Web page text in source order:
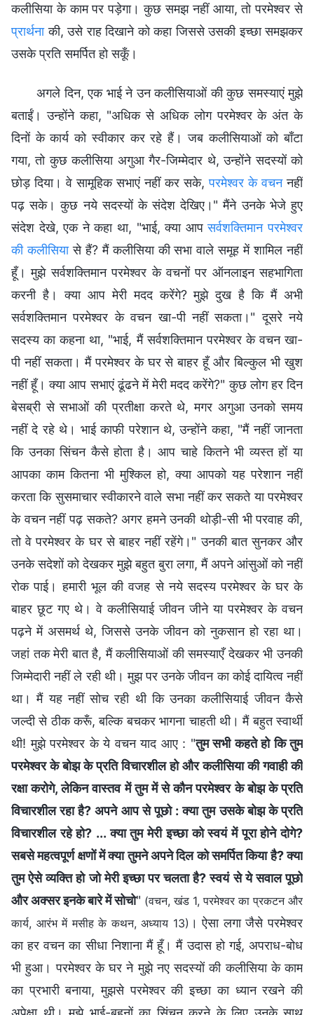
कलीसिया के काम पर पड़ेगा। कुछ समझ नहीं आया, तो परमेश्वर से
प्रार्थनाकी, उसे राह दिखाने को कहा जिससे उसकी इच्छा समझकर
उसके प्रति समर्पित हो सकूँ।
अगले दिन, एक भाई ने उन कलीसियाओं की कुछ समस्याएं मुझे
बताईं। उन्होंने कहा, "अधिक से अधिक लोग परमेश्वर के अंत के
दिनों के कार्य को स्वीकार कर रहे हैं। जब कलीसियाओं को बाँटा
गया, तो कुछ कलीसिया अगुआ गैर-जिम्मेदार थे, उन्होंने सदस्यों को
छोड़ दिया। वे सामूहिक सभाएं नहीं कर सके,परमेश्वर के वचननहीं
पढ़ सके। कुछ नये सदस्यों के संदेश देखिए।" मैंने उनके भेजे हुए
संदेश देखे, एक ने कहा था, "भाई, क्या आपसर्वशक्तिमान परमेश्वर
की कलीसियासे हैं? मैं कलीसिया की सभा वाले समूह में शामिल नहीं
हूँ। मुझे सर्वशक्तिमान परमेश्वर के वचनों पर ऑनलाइन सहभागिता
करनी है। क्या आप मेरी मदद करेंगे? मुझे दुख है कि मैं अभी
सर्वशक्तिमान परमेश्वर के वचन खा-पी नहीं सकता।" दूसरे नये
सदस्य का कहना था, "भाई, मैं सर्वशक्तिमान परमेश्वर के वचन खा-
पी नहीं सकता। मैं परमेश्वर के घर से बाहर हूँ और बिल्कुल भी खुश
नहीं हूँ। क्या आप सभाएं ढूंढने में मेरी मदद करेंगे?" कुछ लोग हर दिन
बेसब्री से सभाओं की प्रतीक्षा करते थे, मगर अगुआ उनको समय
नहीं दे रहे थे। भाई काफी परेशान थे, उन्होंने कहा, "मैं नहीं जानता
कि उनका सिंचन कैसे होता है। आप चाहे कितने भी व्यस्त हों या
आपका काम कितना भी मुश्किल हो, क्या आपको यह परेशान नहीं
करता कि सुसमाचार स्वीकारने वाले सभा नहीं कर सकते या परमेश्वर
के वचन नहीं पढ़ सकते? अगर हमने उनकी थोड़ी-सी भी परवाह की,
तो वे परमेश्वर के घर से बाहर नहीं रहेंगे।" उनकी बात सुनकर और
उनके सदेशों को देखकर मुझे बहुत बुरा लगा, मैं अपने आंसुओं को नहीं
रोक पाई। हमारी भूल की वजह से नये सदस्य परमेश्वर के घर के
बाहर छूट गए थे। वे कलीसियाई जीवन जीने या परमेश्वर के वचन
पढ़ने में असमर्थ थे, जिससे उनके जीवन को नुकसान हो रहा था।
जहां तक मेरी बात है, मैं कलीसियाओं की समस्याएँ देखकर भी उनकी
जिम्मेदारी नहीं ले रही थी। मुझ पर उनके जीवन का कोई दायित्व नहीं
था। मैं यह नहीं सोच रही थी कि उनका कलीसियाई जीवन कैसे
जल्दी से ठीक करूँ, बल्कि बचकर भागना चाहती थी। मैं बहुत स्वार्थी
थी! मुझे परमेश्वर के ये वचन याद आए : "तुम सभी कहते हो कि तुम
परमेश्वर के बोझ के प्रति विचारशील हो और कलीसिया की गवाही की
रक्षा करोगे, लेकिन वास्तव में तुम में से कौन परमेश्वर के बोझ के प्रति
विचारशील रहा है? अपने आप से पूछो : क्या तुम उसके बोझ के प्रति
विचारशील रहे हो? ... क्या तुम मेरी इच्छा को स्वयं में पूरा होने दोगे?
सबसे महत्वपूर्ण क्षणों में क्या तुमने अपने दिल को समर्पित किया है? क्या
तुम ऐसे व्यक्ति हो जो मेरी इच्छा पर चलता है? स्वयं से ये सवाल पूछो
और अक्सर इनके बारे में सोचो" (वचन, खंड 1, परमेश्वर का प्रकटन और
कार्य, आरंभ में मसीह के कथन, अध्याय 13) । ऐसा लगा जैसे परमेश्वर
का हर वचन का सीधा निशाना मैं हूँ। मैं उदास हो गई, अपराध-बोध
भी हुआ। परमेश्वर के घर ने मुझे नए सदस्यों की कलीसिया के काम
का प्रभारी बनाया, मुझसे परमेश्वर की इच्छा का ध्यान रखने की